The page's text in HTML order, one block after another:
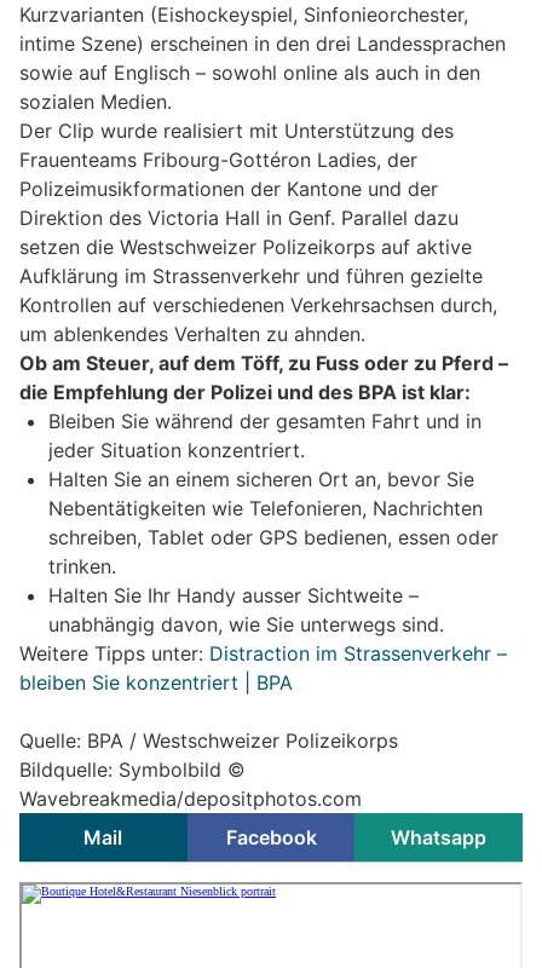
Kurzvarianten (Eishockeyspiel, Sinfonieorchester,
intime Szene) erscheinen in den drei Landessprachen
sowie auf Englisch – sowohl online als auch in den
sozialen Medien.
Der Clip wurde realisiert mit Unterstützung des
Frauenteams Fribourg-Gottéron Ladies, der
Polizeimusikformationen der Kantone und der
Direktion des Victoria Hall in Genf. Parallel dazu
setzen die Westschweizer Polizeikorps auf aktive
Aufklärung im Strassenverkehr und führen gezielte
Kontrollen auf verschiedenen Verkehrsachsen durch,
um ablenkendes Verhalten zu ahnden.
Ob am Steuer, auf dem Töff, zu Fuss oder zu Pferd –
die Empfehlung der Polizei und des BPA ist klar:
Bleiben Sie während der gesamten Fahrt und in
jeder Situation konzentriert.
Halten Sie an einem sicheren Ort an, bevor Sie
Nebentätigkeiten wie Telefonieren, Nachrichten
schreiben, Tablet oder GPS bedienen, essen oder
trinken.
Halten Sie Ihr Handy ausser Sichtweite –
unabhängig davon, wie Sie unterwegs sind.
Weitere Tipps unter: Distraction im Strassenverkehr –
bleiben Sie konzentriert | BPA
Quelle: BPA / Westschweizer Polizeikorps
Bildquelle: Symbolbild ©
Wavebreakmedia/depositphotos.com
Mail
Facebook Whatsapp